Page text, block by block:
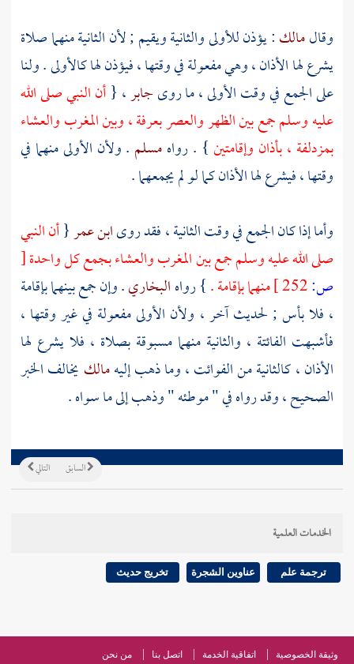
وقالمالك: يؤذن للأولى والثانية ويقيم ; لأن الثانية منهما صلاة
يشرع لها الأذان ، وهي مفعولة في وقتها ، فيؤذن لها كالأولى . ولنا
على الجمع في وقت الأولى ، ما روىجابر، {أن النبي صلى الله
عليه وسلم جمع بين الظهر والعصربعرفة، وبين المغرب والعشاء
بمزدلفة ، بأذان وإقامتين} . رواهمسلم . ولأن الأولى منهما في
وقتها ، فيشرع لها الأذان كما لو لم يجمعهما .
وأما إذا كان الجمع في وقت الثانية ، فقد روىابن عمر{أن النبي
صلى الله عليه وسلم جمع بين المغرب والعشاء بجمع كل واحدة[
ص:
منهما بإقامة .} رواهالبخاري. وإن جمع بينهما بإقامة
، فلا بأس ; لحديث آخر ، ولأن الأولى مفعولة في غير وقتها ،
فأشبهت الفائتة ، والثانية منهما مسبوقة بصلاة ، فلا يشرع لها
الأذان ، كالثانية من الفوائت ، وما ذهب إليهمالك يخالف الخبر
الصحيح ، وقد رواه في " موطئه " وذهب إلى ما سواه .
التالي السابق
الخدمات العلمية
ترجمة علم عناوين الشجرة تخريج حديث
وثيقة الخصوصية اتفاقية الخدمة اتصل بنا من نحن